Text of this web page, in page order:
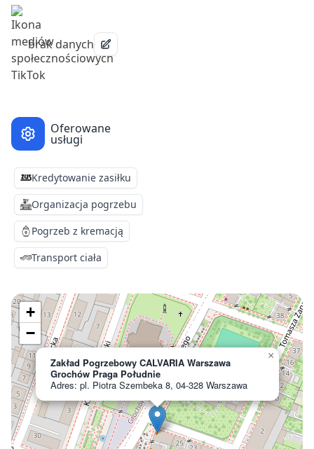
brak danych
Oferowane
usługi
Kredytowanie zasiłku
Organizacja pogrzebu
Pogrzeb z kremacją
Transport ciała
Zakład Pogrzebowy CALVARIA Warszawa
Grochów Praga Południe
Adres: pl. Piotra Szembeka 8, 04-328 Warszawa
×
+
−